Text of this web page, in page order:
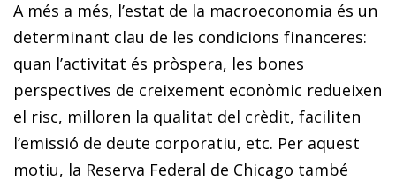
A més a més, l’estat de la macroeconomia és un
determinant clau de les condicions financeres:
quan l’activitat és pròspera, les bones
perspectives de creixement econòmic redueixen
el risc, milloren la qualitat del crèdit, faciliten
l’emissió de deute corporatiu, etc. Per aquest
motiu, la Reserva Federal de Chicago també